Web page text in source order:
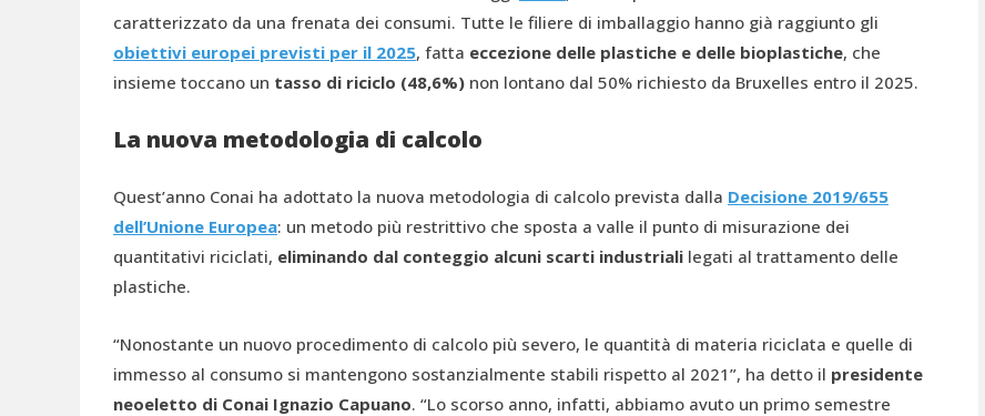
caratterizzato da una frenata dei consumi. Tutte le filiere di imballaggio hanno già raggiunto gli
obiettivi europei previsti per il 2025, fatta eccezione delle plastiche e delle bioplastiche, che
insieme toccano un tasso di riciclo (48,6%) non lontano dal 50% richiesto da Bruxelles entro il 2025.
La nuova metodologia di calcolo
Quest’anno Conai ha adottato la nuova metodologia di calcolo prevista dalla Decisione 2019/655
dell’Unione Europea: un metodo più restrittivo che sposta a valle il punto di misurazione dei
quantitativi riciclati, eliminando dal conteggio alcuni scarti industriali legati al trattamento delle
plastiche.
“Nonostante un nuovo procedimento di calcolo più severo, le quantità di materia riciclata e quelle di
immesso al consumo si mantengono sostanzialmente stabili rispetto al 2021”, ha detto il presidente
neoeletto di Conai Ignazio Capuano. “Lo scorso anno, infatti, abbiamo avuto un primo semestre